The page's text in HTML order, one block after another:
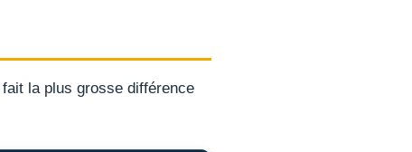
la plus grosse différence